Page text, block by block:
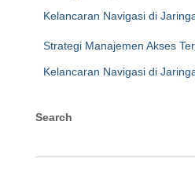
Kelancaran Navigasi di
Strategi Manajemen Akses
Kelancaran Navigasi di
Search